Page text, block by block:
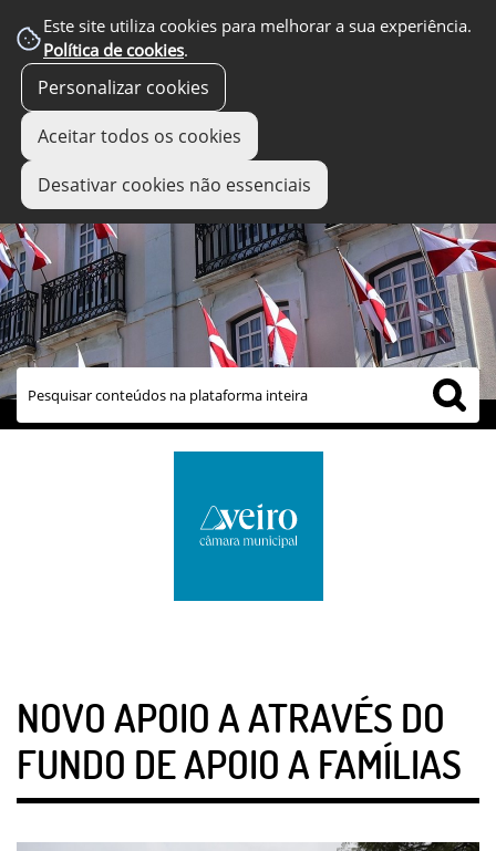
Este site utiliza cookies para melhorar a sua experiência.
Política de cookies.
Personalizar cookies
Aceitar todos os cookies
Desativar cookies não essenciais
links úteis
NOVO APOIO A ATRAVÉS DO
FUNDO DE APOIO A FAMÍLIAS